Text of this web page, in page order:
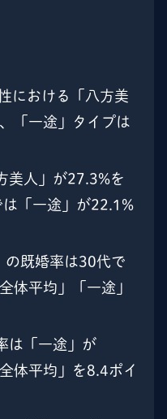
における「八方美
「一途」タイプは
美人」が27.3%を
「一途」が22.1%
の既婚率は30代で
体平均」「一途」
は「一途」が
体平均」を8.4ポイ